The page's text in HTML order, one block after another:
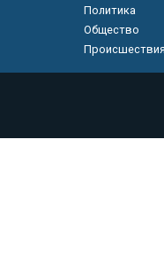
Политика
Общество
Происшествия
Федеральной